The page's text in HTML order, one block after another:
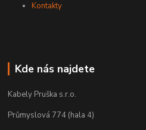
Kontakty
Kde nás najdete
Kabely Pruška s.r.o.
Průmyslová 774 (hala 4)